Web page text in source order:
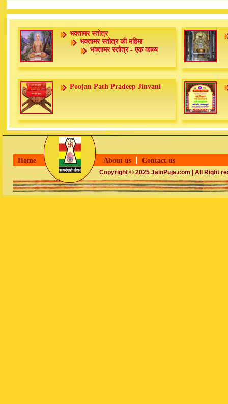
भक्तामर स्तोत्र
भक्तामर स्तोत्र की महिमा
भक्तामर स्तोत्र - एक काव्य
Poojan Path Pradeep Jinvani
Home About us Contact us
Copyright © 2025 JainPuja.com | All Right